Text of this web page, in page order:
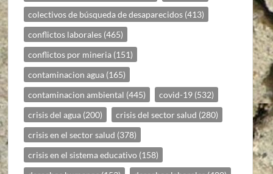
colectivos de búsqueda de desaparecidos (413)
conflictos laborales (465)
conflictos por mineria (151)
contaminacion agua (165)
contaminacion ambiental (445) covid-19 (532)
crisis del agua (200) crisis del sector salud (280)
crisis en el sector salud (378)
crisis en el sistema educativo (158)